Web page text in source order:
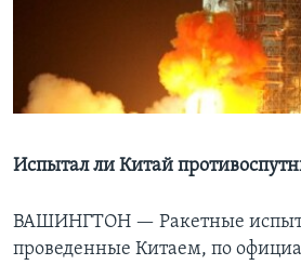
СОЦИАЛЬНЫЕ СЕТИ
Испытал ли Китай
ВАШИНГТОН — Ракетные
проведенные Китаем, по